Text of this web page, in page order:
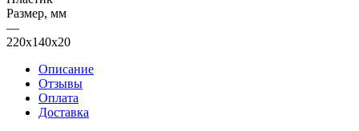
Размер, мм
—
220x140x20
Описание
Отзывы
Оплата
Доставка